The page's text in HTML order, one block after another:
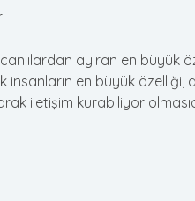
ayıran en büyük
insanların en büyük özelliği,
iletişim kurabiliyor